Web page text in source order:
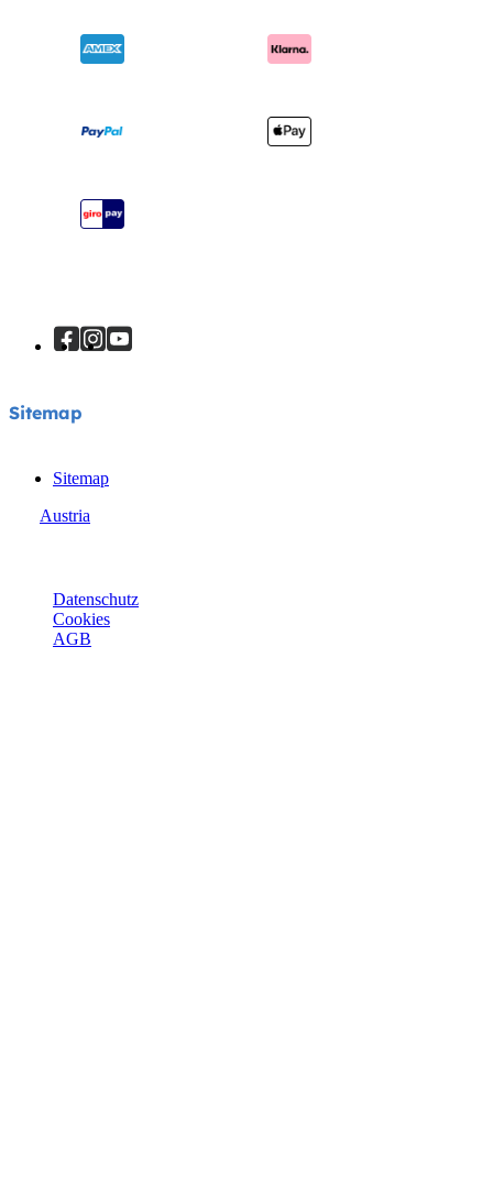
Babytragen
Versand & Retoure
Benutzerhandbuch
Auszeichnungen
Produktregistrierung
Sitemap
Sitemap
Austria
Datenschutz
Cookies
AGB